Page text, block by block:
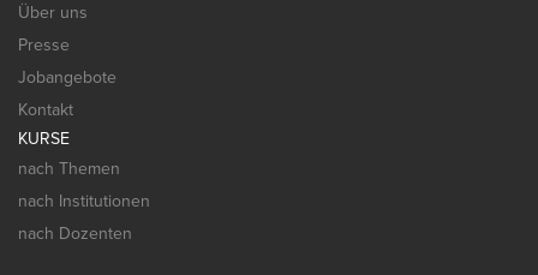
Über uns
Presse
Jobangebote
Kontakt
KURSE
nach Themen
nach Institutionen
nach Dozenten